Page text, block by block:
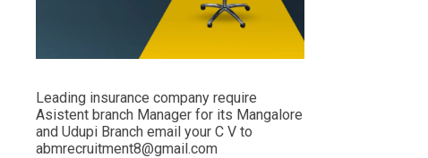
Leading insurance company require
Asistent branch Manager for its Mangalore
and Udupi Branch email your C V to
abmrecruitment8@gmail.com